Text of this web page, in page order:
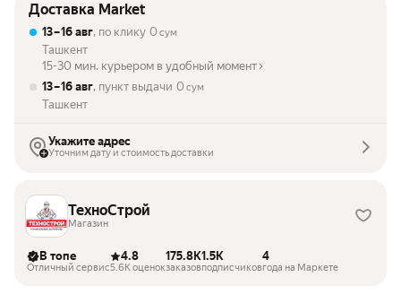
Доставка Market
13 – 16 авг, по клику 0 сум
Ташкент
15-30 мин. курьером в удобный момент
13 – 16 авг, пункт выдачи 0 сум
Ташкент
Укажите адрес
Уточним дату и стоимость доставки
ТехноСтрой
Магазин
В топе
Отличный сервис
4.8
5.6K оценок
175.8K
заказов
1.5K
подписчиков
4
года на Маркете